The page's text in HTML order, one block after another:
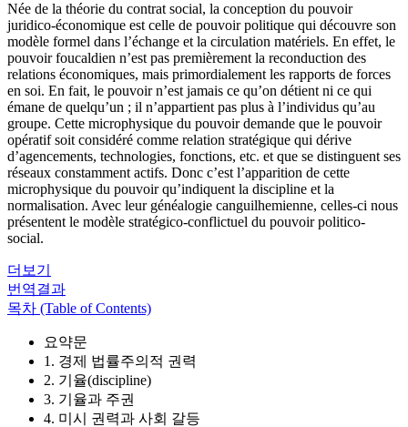
Née de la théorie du contrat social, la conception du pouvoir
juridico-économique est celle de pouvoir politique qui découvre son
modèle formel dans l’échange et la circulation matériels. En effet, le
pouvoir foucaldien n’est pas premièrement la reconduction des
relations économiques, mais primordialement les rapports de forces
en soi. En fait, le pouvoir n’est jamais ce qu’on détient ni ce qui
émane de quelqu’un ; il n’appartient pas plus à l’individus qu’au
groupe. Cette microphysique du pouvoir demande que le pouvoir
opératif soit considéré comme relation stratégique qui dérive
d’agencements, technologies, fonctions, etc. et que se distinguent ses
réseaux constamment actifs. Donc c’est l’apparition de cette
microphysique du pouvoir qu’indiquent la discipline et la
normalisation. Avec leur généalogie canguilhemienne, celles-ci nous
présentent le modèle stratégico-conflictuel du pouvoir politico-
social.
더보기
번역결과
목차 (Table of Contents)
요약문
1. 경제 법률주의적 권력
2. 기율(discipline)
3. 기율과 주권
4. 미시 권력과 사회 갈등